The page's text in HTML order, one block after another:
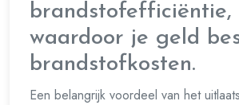
brandstofefficiëntie,
waardoor je geld
brandstofkosten.
Een belangrijk voordeel van het